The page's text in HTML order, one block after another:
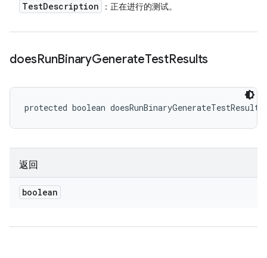
TestDescription ：正在进行的测试。
doesRunBinaryGenerateTestResults
protected boolean
返回
boolean